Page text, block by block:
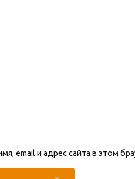
email и адрес сайта в этом